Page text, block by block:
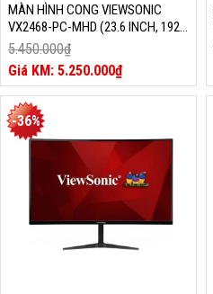
MÀN HÌNH CONG VIEWSONIC
VX2468-PC-MHD (23.6 INCH, 1920
X 1080, 165HZ, VA, 1MS, 1500R,
103% SRGB)
5.450.000₫
Giá
gốc
là:
5.450.000₫.
5.250.000₫
Giá
hiện
tại
là:
5.250.000₫.
-36%